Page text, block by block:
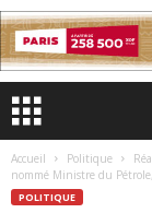
Accueil Politique
nommé Ministre du
POLITIQUE